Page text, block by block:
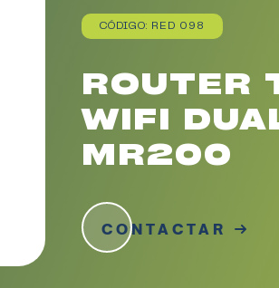
CÓDIGO: RED 098
ROUTER
WIFI
MR200
CONTACTAR